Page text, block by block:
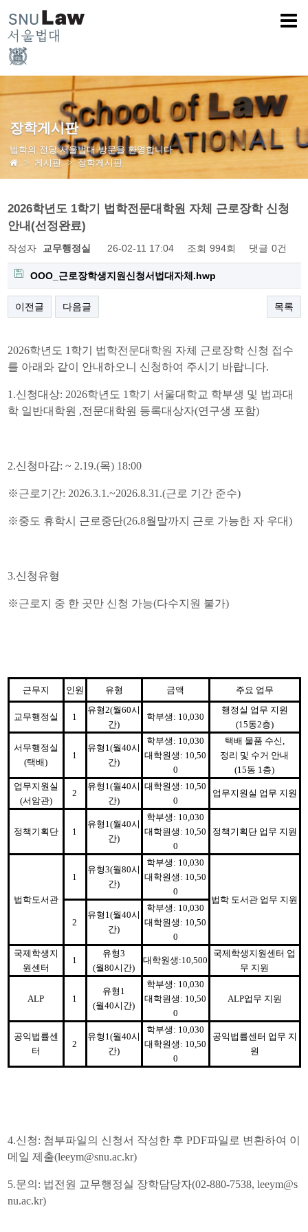
장학게시판
법학의 전당 서울법대 방문을 환영합니다
게시판
장학게시판
2026학년도 1학기 법학전문대학원 자체 근로장학 신청
안내(선정완료)
작성자 교무행정실 26-02-11 17:04 조회 994회 댓글 0건
OOO_근로장학생지원신청서법대자체.hwp
이전글 다음글 목록
2026학년도 1 학기 법학전문대학원 자체 근로장학 신청 접수
를 아래와 같이 안내하오니 신청하여 주시기 바랍니다.
1.신청대상: 2026학년도 1 학기 서울대학교 학부생 및 법과대
학 일반대학원 ,전문대학원 등록대상자(연구생 포함)
2.신청마감: ~ 2.19.(목) 18:00
※근로기간: 2026.3.1.~2026.8.31.(근로 기간 준수)
※중도 휴학시 근로중단(26.8월말까지 근로 가능한 자 우대)
3.신청유형
※근로지 중 한 곳만 신청 가능(다수지원 불가)
근무지 인원 유형 금액 주요 업무
교무행정실 1
유형2(월60시
간)
학부생: 10,030
행정실 업무 지원
(15동2층)
서무행정실
(택배)
1
유형 1(월40시
간)
학부생: 10,030
대학원생: 10,50
0
택배 물품 수신,
정리 및 수거 안내
(15동 1층)
업무지원실
(서암관)
2
유형 1(월40시
간)
대학원생: 10,50
0
업무지원실 업무 지원
정책기획단 1
유형 1(월40시
간)
학부생: 10,030
대학원생: 10,50
0
정책기획단 업무 지원
법학도서관
1
유형3(월80시
간)
학부생: 10,030
대학원생: 10,50
0
법학 도서관 업무 지원
2
유형 1(월40시
간)
학부생: 10,030
대학원생: 10,50
0
국제학생지
원센터
1
유형3
(월80시간)
대학원생:10,500
국제학생지원센터 업
무 지원
ALP 1
유형 1
(월40시간)
학부생: 10,030
대학원생: 10,50
0
ALP업무 지원
공익법률센
터
2
유형 1(월40시
간)
학부생: 10,030
대학원생: 10,50
0
공익법률센터 업무 지
원
4.신청: 첨부파일의 신청서 작성한 후 PDF파일로 변환하여 이
메일 제출(leeym@snu.ac.kr)
5.문의 : 법전원 교무행정실 장학담당자(02-880-7538, leeym@s
nu.ac.kr)